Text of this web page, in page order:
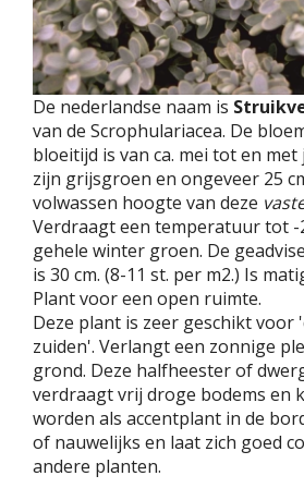
De nederlandse naam is
van de Scrophulariacea. De
bloeitijd is van ca. mei tot en
zijn grijsgroen en ongeveer 25
volwassen hoogte van deze
Verdraagt een temperatuur tot -
gehele winter groen. De
is 30 cm. (8-11 st. per m2.) Is
Plant voor een open ruimte.
Deze plant is zeer geschikt voor
zuiden'. Verlangt een zonnige
grond. Deze halfheester of
verdraagt vrij droge bodems en
worden als accentplant in de
of nauwelijks en laat zich goed
andere planten.